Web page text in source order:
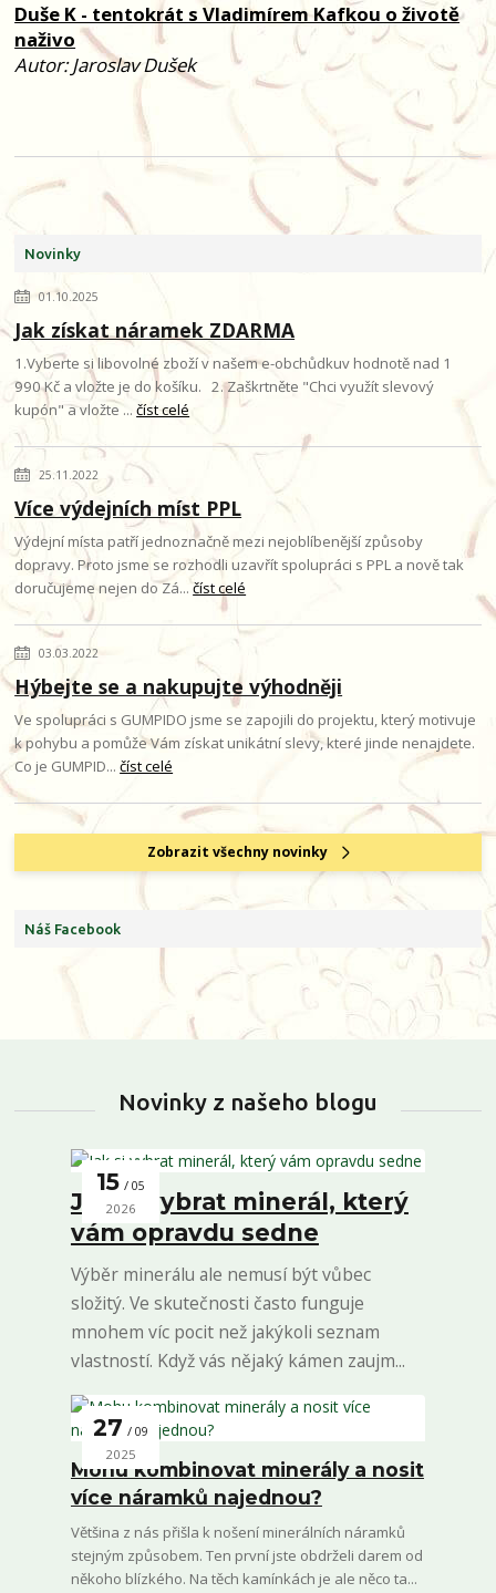
Novinky
01.10.2025
Jak získat náramek ZDARMA
1.Vyberte si libovolné zboží v našem e-obchůdkuv hodnotě nad 1
990 Kč a vložte je do košíku. 2. Zaškrtněte "Chci využít slevový
kupón" a vložte ...číst celé
25.11.2022
Více výdejních míst PPL
Výdejní místa patří jednoznačně mezi nejoblíbenější způsoby
dopravy. Proto jsme se rozhodli uzavřít spolupráci s PPL a nově tak
doručujeme nejen do Zá...číst celé
03.03.2022
Hýbejte se a nakupujte výhodněji
Ve spolupráci s GUMPIDO jsme se zapojili do projektu, který motivuje
k pohybu a pomůže Vám získat unikátní slevy, které jinde nenajdete.
Co je GUMPID...číst celé
Zobrazit všechny novinky
Náš Facebook
Duše K - tentokrát s Vladimírem Kafkou o životě
naživo
Autor: Jaroslav Dušek
Novinky z našeho blogu
15 05
2026
Jak si vybrat minerál, který
vám opravdu sedne
Výběr minerálu ale nemusí být vůbec
složitý. Ve skutečnosti často funguje
mnohem víc pocit než jakýkoli seznam
vlastností. Když vás nějaký kámen zaujm...
27 09
2025
Mohu kombinovat minerály a nosit
více náramků najednou?
Většina z nás přišla k nošení minerálních náramků
stejným způsobem. Ten první jste obdrželi darem od
někoho blízkého. Na těch kamínkách je ale něco ta...